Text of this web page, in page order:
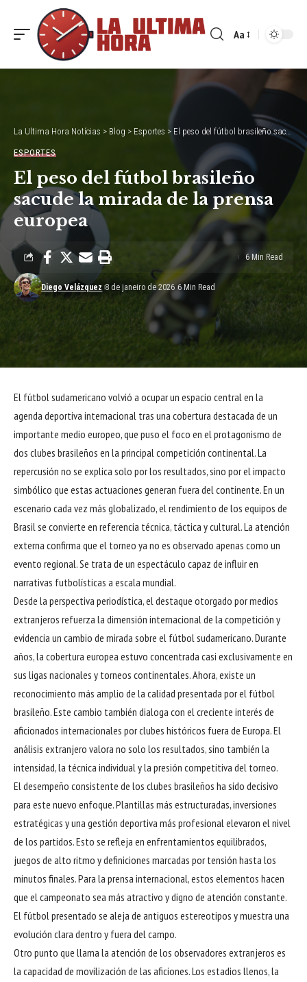
Font
Aa
La Ultima Hora Notícias > Blog > Esportes > El peso del fútbol brasileño sacude la mirada de la prensa europea
ESPORTES
El peso del fútbol brasileño
sacude la mirada de la prensa
europea
Diego Velázquez 8 de janeiro de 2026 6 Min Read
6 Min Read
El fútbol sudamericano volvió a ocupar un espacio central en la
agenda deportiva internacional tras una cobertura destacada de un
importante medio europeo, que puso el foco en el protagonismo de
dos clubes brasileños en la principal competición continental. La
repercusión no se explica solo por los resultados, sino por el impacto
simbólico que estas actuaciones generan fuera del continente. En un
escenario cada vez más globalizado, el rendimiento de los equipos de
Brasil se convierte en referencia técnica, táctica y cultural. La atención
externa confirma que el torneo ya no es observado apenas como un
evento regional. Se trata de un espectáculo capaz de influir en
narrativas futbolísticas a escala mundial.
Desde la perspectiva periodística, el destaque otorgado por medios
extranjeros refuerza la dimensión internacional de la competición y
evidencia un cambio de mirada sobre el fútbol sudamericano. Durante
años, la cobertura europea estuvo concentrada casi exclusivamente en
sus ligas nacionales y torneos continentales. Ahora, existe un
reconocimiento más amplio de la calidad presentada por el fútbol
brasileño. Este cambio también dialoga con el creciente interés de
aficionados internacionales por clubes históricos fuera de Europa. El
análisis extranjero valora no solo los resultados, sino también la
intensidad, la técnica individual y la presión competitiva del torneo.
El desempeño consistente de los clubes brasileños ha sido decisivo
para este nuevo enfoque. Plantillas más estructuradas, inversiones
estratégicas y una gestión deportiva más profesional elevaron el nivel
de los partidos. Esto se refleja en enfrentamientos equilibrados,
juegos de alto ritmo y definiciones marcadas por tensión hasta los
minutos finales. Para la prensa internacional, estos elementos hacen
que el campeonato sea más atractivo y digno de atención constante.
El fútbol presentado se aleja de antiguos estereotipos y muestra una
evolución clara dentro y fuera del campo.
Otro punto que llama la atención de los observadores extranjeros es
la capacidad de movilización de las aficiones. Los estadios llenos, la